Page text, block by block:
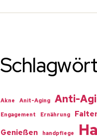
Akne Anit-Aging Anti-
Engagement Ernährung
Genießen
handpflege